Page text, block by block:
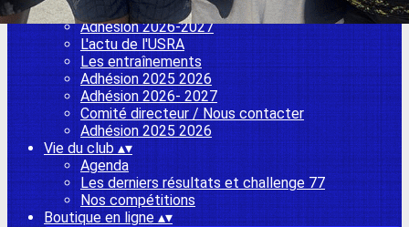
L'USR Athlétisme▴▾
Adhésion 2026-2027
L'actu de l'USRA
Les entraînements
Adhésion 2025 2026
Adhésion 2026- 2027
Comité directeur / Nous contacter
Adhésion 2025 2026
Vie du club▴▾
Agenda
Les derniers résultats et challenge 77
Nos compétitions
Boutique en ligne▴▾